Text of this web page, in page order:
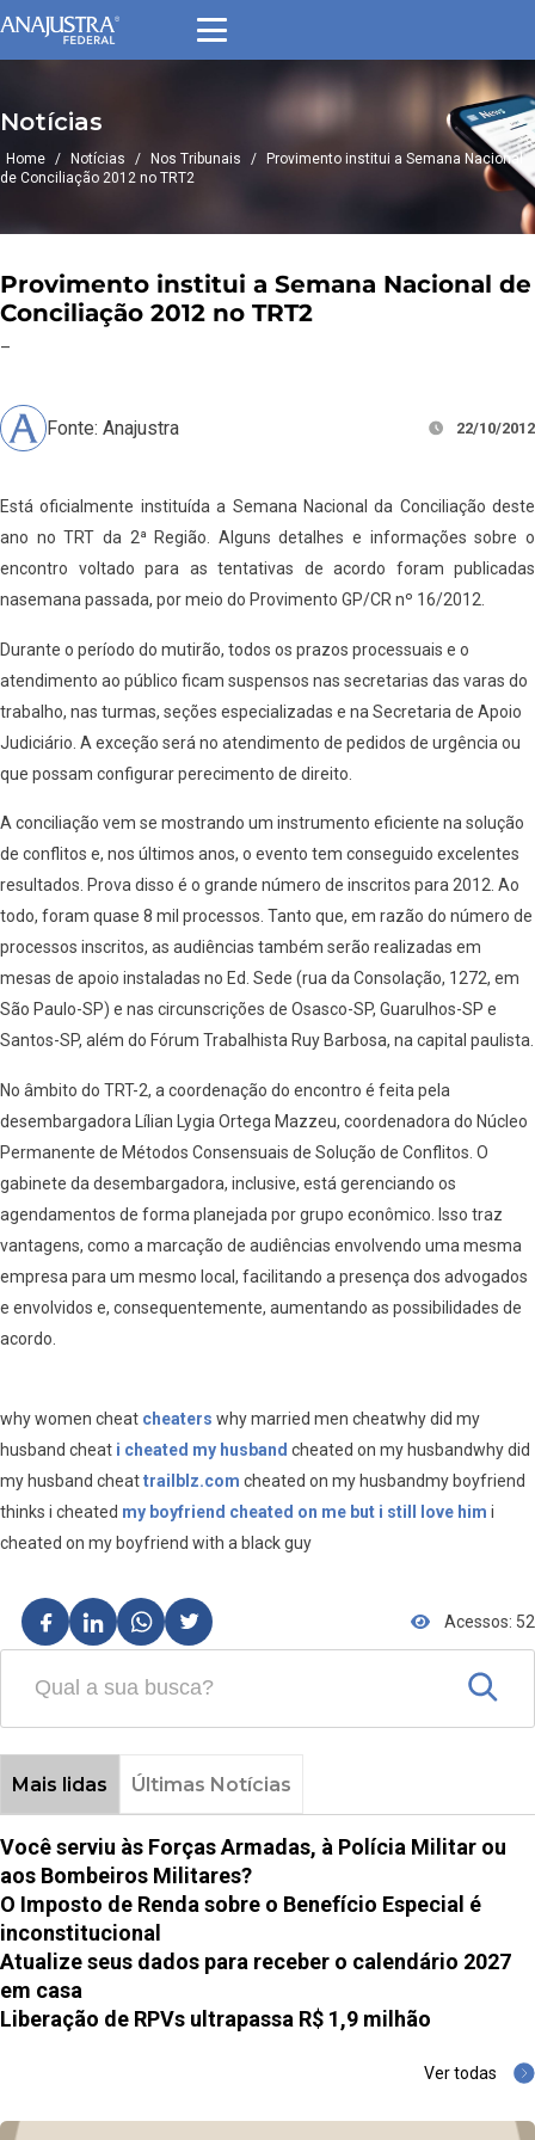
Notícias
Home / Notícias / Nos Tribunais /
Provimento institui a Semana Nacional
de Conciliação 2012 no TRT2
Provimento institui a Semana Nacional de
Conciliação 2012 no TRT2
–
Fonte: Anajustra 22/10/2012
Está oficialmente instituída a Semana Nacional da Conciliação deste
ano no TRT da 2ª Região. Alguns detalhes e informações sobre o
encontro voltado para as tentativas de acordo foram publicadas
nasemana passada, por meio do Provimento GP/CR nº 16/2012.
Durante o período do mutirão, todos os prazos processuais e o
atendimento ao público ficam suspensos nas secretarias das varas do
trabalho, nas turmas, seções especializadas e na Secretaria de Apoio
Judiciário. A exceção será no atendimento de pedidos de urgência ou
que possam configurar perecimento de direito.
A conciliação vem se mostrando um instrumento eficiente na solução
de conflitos e, nos últimos anos, o evento tem conseguido excelentes
resultados. Prova disso é o grande número de inscritos para 2012. Ao
todo, foram quase 8 mil processos. Tanto que, em razão do número de
processos inscritos, as audiências também serão realizadas em
mesas de apoio instaladas no Ed. Sede (rua da Consolação, 1272, em
São Paulo-SP) e nas circunscrições de Osasco-SP, Guarulhos-SP e
Santos-SP, além do Fórum Trabalhista Ruy Barbosa, na capital paulista.
No âmbito do TRT-2, a coordenação do encontro é feita pela
desembargadora Lílian Lygia Ortega Mazzeu, coordenadora do Núcleo
Permanente de Métodos Consensuais de Solução de Conflitos. O
gabinete da desembargadora, inclusive, está gerenciando os
agendamentos de forma planejada por grupo econômico. Isso traz
vantagens, como a marcação de audiências envolvendo uma mesma
empresa para um mesmo local, facilitando a presença dos advogados
e envolvidos e, consequentemente, aumentando as possibilidades de
acordo.
why women cheat cheaters why married men cheatwhy did my
husband cheat i cheated my husband cheated on my husbandwhy did
my husband cheattrailblz.com cheated on my husbandmy boyfriend
thinks i cheated my boyfriend cheated on me but i still love him i
cheated on my boyfriend with a black guy
Acessos: 52
Mais lidas Últimas Notícias
Você serviu às Forças Armadas, à Polícia Militar ou
aos Bombeiros Militares?
O Imposto de Renda sobre o Benefício Especial é
inconstitucional
Atualize seus dados para receber o calendário 2027
em casa
Liberação de RPVs ultrapassa R$ 1,9 milhão
Ver todas